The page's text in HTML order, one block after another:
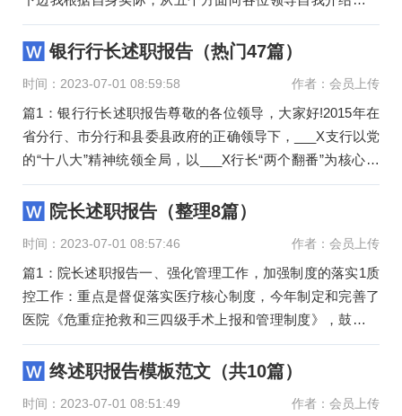
望能得到各位的理解
银行行长述职报告（热门47篇）
时间：2023-07-01 08:59:58 作者：会员上传
篇1：银行行长述职报告尊敬的各位领导，大家好!2015年在
省分行、市分行和县委县政府的正确领导下，___X支行以党
的“十八大”精神统领全局，以___X行长“两个翻番”为核心目
标，以___
院长述职报告（整理8篇）
时间：2023-07-01 08:57:46 作者：会员上传
篇1：院长述职报告一、强化管理工作，加强制度的落实1质
控工作：重点是督促落实医疗核心制度，今年制定和完善了
医院《危重症抢救和三四级手术上报和管理制度》，鼓励科
室积极收治危重
终述职报告模板范文（共10篇）
时间：2023-07-01 08:51:49 作者：会员上传